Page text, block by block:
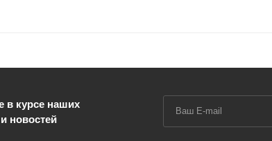
в курсе наших
новостей